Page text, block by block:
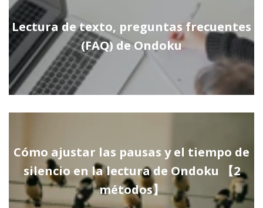
Lectura de texto, preguntas frecuentes
(FAQ) de Ondoku
Cómo ajustar las pausas y el tiempo de
silencio en la lectura de Ondoku 【2
métodos】